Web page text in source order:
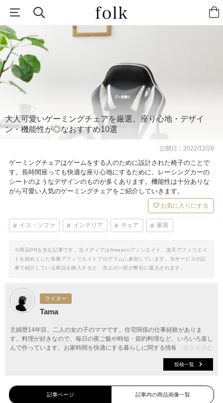
大人可愛いゲーミングチェアを厳選。座り心地・デザイ
ン・機能性が◎なおすすめ10選
公開日：2022/12/28
ゲーミングチェアはゲームをする人のために設計された椅子のことで
す。長時間座っても快適な座り心地にするために、レーシングカーの
シートのようなデザインのものが多くあります。機能性は十分ありな
がら可愛い人気のゲーミングチェアをご紹介していきます。
お気に入りにする
イス・ソファ インテリア チェア 家具
※商品PRを含む記事です。当メディアはAmazonアソシエイト、楽天アフィリエイ
トを始めとした各種アフィリエイトプログラムに参加しています。当サービスの記
事で紹介している商品を購入すると、売上の一部が弊社に還元されます。
ライター
Tama
...続きを読む
主婦歴14年目、二人の女の子のママです。住宅関係の仕事経験がありま
す。料理が好きなので、毎日の夜ご飯や時短・節約料理など、いろいろ楽し
んで作っています。お家時間を快適にする暮らしに関する情報を提案してい
投稿一覧
記事ページ 記事内の商品画像一覧